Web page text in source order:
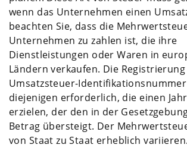
wenn das Unternehmen einen
beachten Sie, dass die
Unternehmen zu zahlen ist, die ihre
Dienstleistungen oder Waren in
Ländern verkaufen. Die
Umsatzsteuer-
diejenigen erforderlich, die einen
erzielen, der den in der
Betrag übersteigt. Der
von Staat zu Staat erheblich variieren.